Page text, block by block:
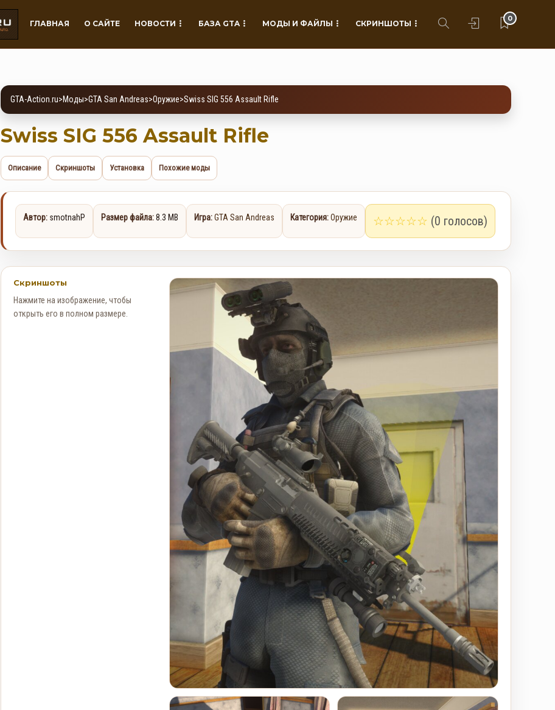
ГЛАВНАЯ О САЙТЕ НОВОСТИ БАЗА GTA МОДЫ И ФАЙЛЫ СКРИНШОТЫ
0
Rockstar и Netflix представят
Online: Летний ограбление (6–
GTA-Action.ru>Моды>GTA San Andreas>Оружие>Swiss SIG 556 Assault Rifle
Swiss SIG 556 Assault Rifle
Описание Скриншоты Установка Похожие моды
Автор:smotnahP Размер файла:8.3 MB Игра:GTA San Andreas Категория:Оружие ☆☆☆☆☆ (0 голосов)
Скриншоты
Нажмите на изображение, чтобы
открыть его в полном размере.